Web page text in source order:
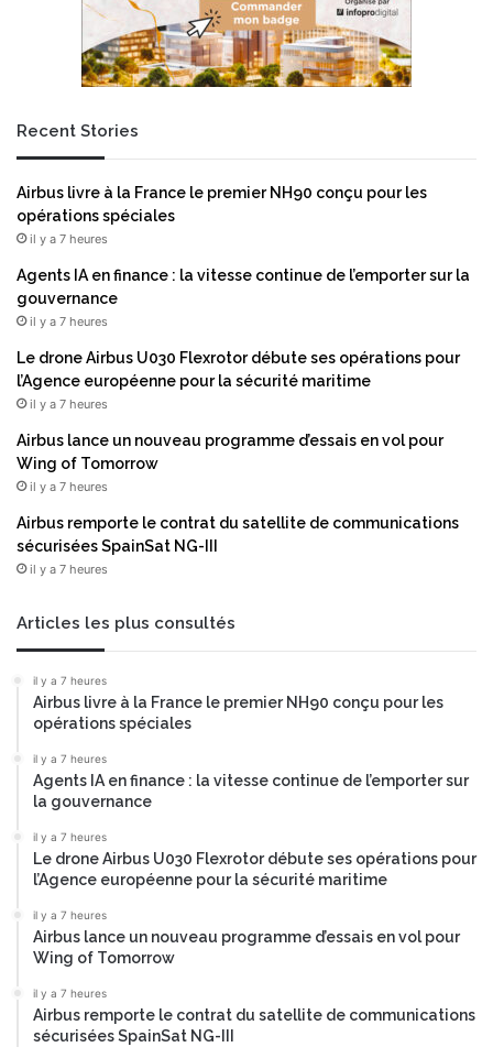
Recent Stories
Airbus livre à la France le premier NH90 conçu pour les
opérations spéciales
il y a 7 heures
Agents IA en finance : la vitesse continue de l’emporter sur la
gouvernance
il y a 7 heures
Le drone Airbus U030 Flexrotor débute ses opérations pour
l’Agence européenne pour la sécurité maritime
il y a 7 heures
Airbus lance un nouveau programme d’essais en vol pour
Wing of Tomorrow
il y a 7 heures
Airbus remporte le contrat du satellite de communications
sécurisées SpainSat NG-III
il y a 7 heures
Articles les plus consultés
il y a 7 heures
Airbus livre à la France le premier NH90 conçu pour les
opérations spéciales
il y a 7 heures
Agents IA en finance : la vitesse continue de l’emporter sur
la gouvernance
il y a 7 heures
Le drone Airbus U030 Flexrotor débute ses opérations pour
l’Agence européenne pour la sécurité maritime
il y a 7 heures
Airbus lance un nouveau programme d’essais en vol pour
Wing of Tomorrow
il y a 7 heures
Airbus remporte le contrat du satellite de communications
sécurisées SpainSat NG-III